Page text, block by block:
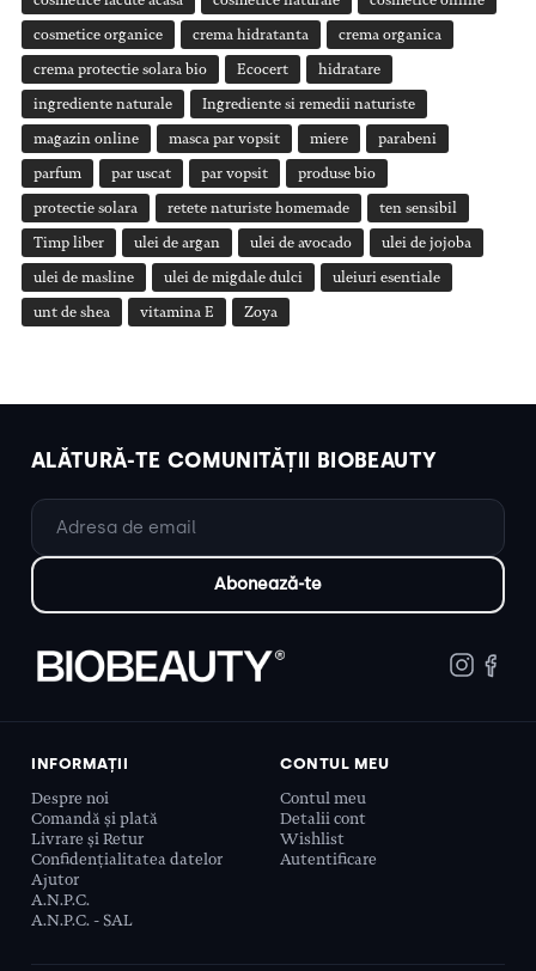
cosmetice organice crema hidratanta crema organica
crema protectie solara bio Ecocert hidratare
ingrediente naturale Ingrediente si remedii naturiste
magazin online masca par vopsit miere parabeni
parfum par uscat par vopsit produse bio
protectie solara retete naturiste homemade ten sensibil
Timp liber ulei de argan ulei de avocado ulei de jojoba
ulei de masline ulei de migdale dulci uleiuri esentiale
unt de shea vitamina E Zoya
ALĂTURĂ-TE COMUNITĂȚII BIOBEAUTY
INFORMAȚII
Despre noi
Comandă și plată
Livrare și Retur
Confidențialitatea datelor
Ajutor
A.N.P.C.
A.N.P.C. - SAL
CONTUL MEU
Contul meu
Detalii cont
Wishlist
Autentificare